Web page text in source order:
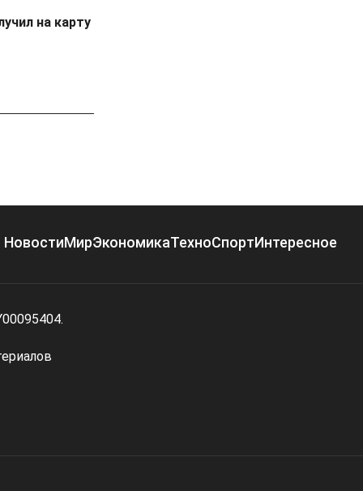
на карту
НовостиМирЭкономикаТехноСпортИнтересное